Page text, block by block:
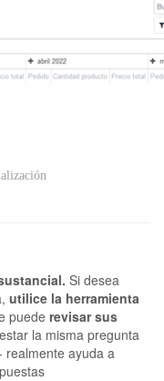
Si desea
utilice la herramienta
puede revisar sus
la misma pregunta
ayuda a